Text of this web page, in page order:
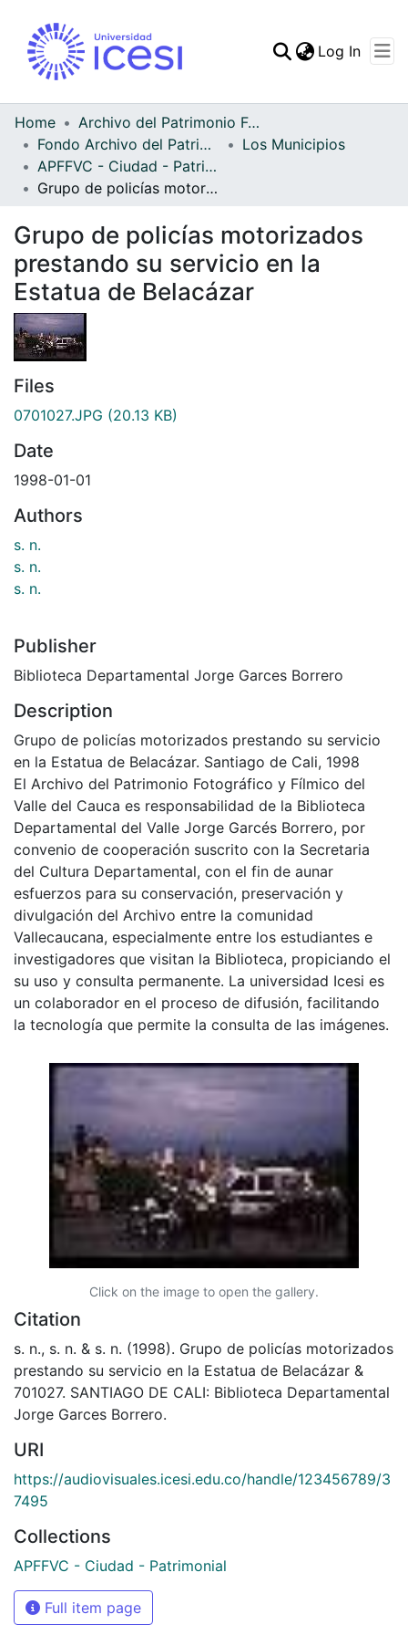
Statistics
Log In
Home
Archivo del Patrimonio Fotográfico y Fílmico del Valle del Cauca
Fondo Archivo del Patrimonio Fotográfico y Fílmico del Valle del Cauca
Los Municipios
APFFVC - Ciudad - Patrimonial
Grupo de policías motorizados prestando su servicio en la Estatua de Belacázar
Grupo de policías motorizados
prestando su servicio en la
Estatua de Belacázar
Files
0701027.JPG (20.13 KB)
Date
1998-01-01
Authors
s. n.
s. n.
s. n.
Publisher
Biblioteca Departamental Jorge Garces Borrero
Description
Grupo de policías motorizados prestando su servicio
en la Estatua de Belacázar. Santiago de Cali, 1998
El Archivo del Patrimonio Fotográfico y Fílmico del
Valle del Cauca es responsabilidad de la Biblioteca
Departamental del Valle Jorge Garcés Borrero, por
convenio de cooperación suscrito con la Secretaria
del Cultura Departamental, con el fin de aunar
esfuerzos para su conservación, preservación y
divulgación del Archivo entre la comunidad
Vallecaucana, especialmente entre los estudiantes e
investigadores que visitan la Biblioteca, propiciando el
su uso y consulta permanente. La universidad Icesi es
un colaborador en el proceso de difusión, facilitando
la tecnología que permite la consulta de las imágenes.
Click on the image to open the gallery.
Citation
s. n., s. n. & s. n. (1998). Grupo de policías motorizados
prestando su servicio en la Estatua de Belacázar &
701027. SANTIAGO DE CALI: Biblioteca Departamental
Jorge Garces Borrero.
URI
https://audiovisuales.icesi.edu.co/handle/123456789/3
7495
Collections
APFFVC - Ciudad - Patrimonial
Full item page